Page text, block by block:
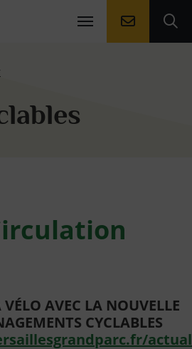
Aller à la
AVEC LA NOUVELLE
CYCLABLES